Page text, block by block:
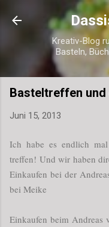
Kreativ-Blog
Basteln,
Basteltreffen und
Juni 15, 2013
Ich habe es endlich
treffen! Und wir haben
Einkaufen bei der
bei Meike
Einkaufen beim Andreas